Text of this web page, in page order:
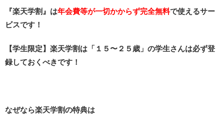
『楽天学割』は年会費等が一切かからず完全無料で使えるサー
ビスです！
【学生限定】楽天学割は「１５〜２５歳」の学生さんは必ず登
録しておくべきです！
なぜなら楽天学割の特典は